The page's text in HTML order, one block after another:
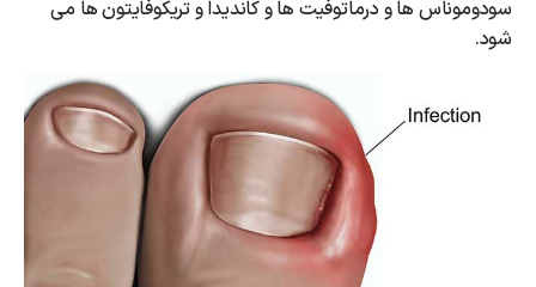
سودوموناس ها و درماتوفیت ها و کاندیدا و تریکوفایتون ها می
شود.